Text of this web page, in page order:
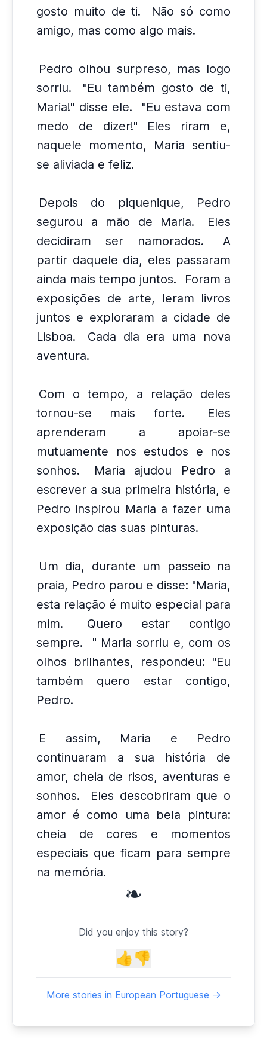
gosto muito de ti.
Não só como
amigo, mas como algo mais.
Pedro olhou surpreso, mas logo
sorriu.
"Eu também gosto de ti,
Maria!" disse ele.
"Eu estava com
medo de dizer!" Eles riram e,
naquele momento, Maria sentiu-
se aliviada e feliz.
Depois do piquenique, Pedro
segurou a mão de Maria.
Eles
decidiram ser namorados.
A
partir daquele dia, eles passaram
ainda mais tempo juntos.
Foram a
exposições de arte, leram livros
juntos e exploraram a cidade de
Lisboa.
Cada dia era uma nova
aventura.
Com o tempo, a relação deles
tornou-se mais forte.
Eles
aprenderam a apoiar-se
mutuamente nos estudos e nos
sonhos.
Maria ajudou Pedro a
escrever a sua primeira história, e
Pedro inspirou Maria a fazer uma
exposição das suas pinturas.
Um dia, durante um passeio na
praia, Pedro parou e disse: "Maria,
esta relação é muito especial para
mim.
Quero estar contigo
sempre.
" Maria sorriu e, com os
olhos brilhantes, respondeu: "Eu
também quero estar contigo,
Pedro.
E assim, Maria e Pedro
continuaram a sua história de
amor, cheia de risos, aventuras e
sonhos.
Eles descobriram que o
amor é como uma bela pintura:
cheia de cores e momentos
especiais que ficam para sempre
na memória.
❧
Did you enjoy this story?
👍👎
More stories in European Portuguese →